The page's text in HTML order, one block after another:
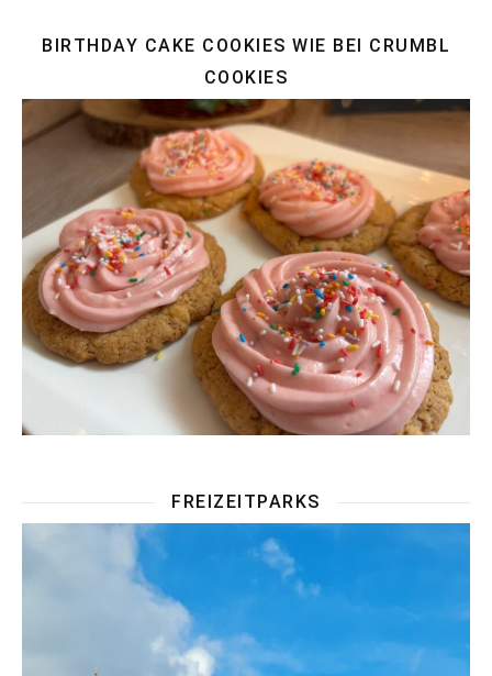
BIRTHDAY CAKE COOKIES WIE BEI CRUMBL
COOKIES
FREIZEITPARKS